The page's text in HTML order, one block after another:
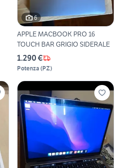
6
APPLE MACBOOK PRO 16
TOUCH BAR GRIGIO SIDERALE
1.290 €
Potenza (PZ)